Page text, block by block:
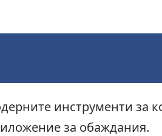
инструменти за
за обаждания.